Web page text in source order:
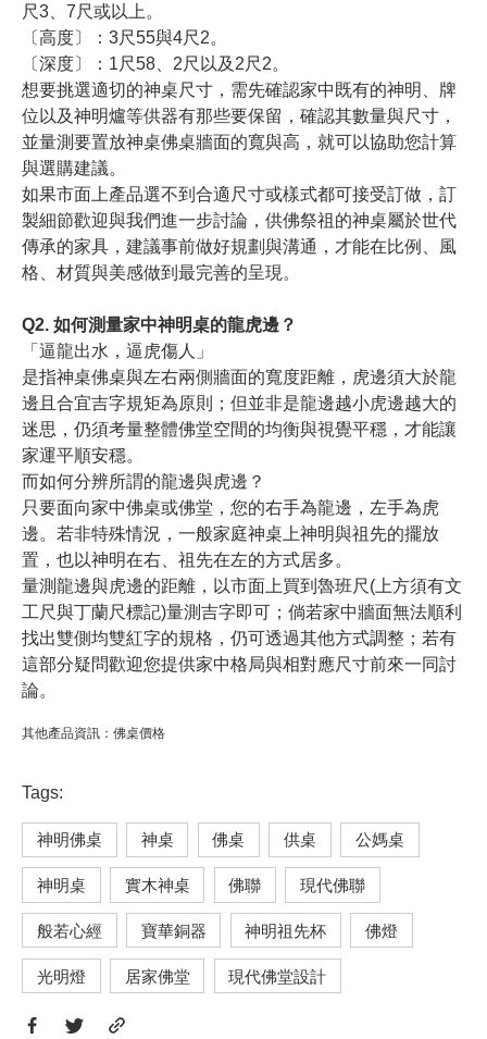
尺3、7尺或以上。
〔高度〕：3尺55與4尺2。
〔深度〕：1尺58、2尺以及2尺2。
想要挑選適切的神桌尺寸，需先確認家中既有的神明、牌
位以及神明爐等供器有那些要保留，確認其數量與尺寸，
並量測要置放神桌佛桌牆面的寬與高，就可以協助您計算
與選購建議。
如果市面上產品選不到合適尺寸或樣式都可接受訂做，訂
製細節歡迎與我們進一步討論，供佛祭祖的神桌屬於世代
傳承的家具，建議事前做好規劃與溝通，才能在比例、風
格、材質與美感做到最完善的呈現。
Q2. 如何測量家中神明桌的龍虎邊？
「逼龍出水，逼虎傷人」
是指神桌佛桌與左右兩側牆面的寬度距離，虎邊須大於龍
邊且合宜吉字規矩為原則；但並非是龍邊越小虎邊越大的
迷思，仍須考量整體佛堂空間的均衡與視覺平穩，才能讓
家運平順安穩。
而如何分辨所謂的龍邊與虎邊？
只要面向家中佛桌或佛堂，您的右手為龍邊，左手為虎
邊。若非特殊情況，一般家庭神桌上神明與祖先的擺放
置，也以神明在右、祖先在左的方式居多。
量測龍邊與虎邊的距離，以市面上買到魯班尺(上方須有文
工尺與丁蘭尺標記)量測吉字即可；倘若家中牆面無法順利
找出雙側均雙紅字的規格，仍可透過其他方式調整；若有
這部分疑問歡迎您提供家中格局與相對應尺寸前來一同討
論。
其他產品資訊： 佛桌價格
Tags:
神明佛桌 神桌 佛桌 供桌 公媽桌
神明桌 實木神桌 佛聯 現代佛聯
般若心經 寶華銅器 神明祖先杯 佛燈
光明燈 居家佛堂 現代佛堂設計